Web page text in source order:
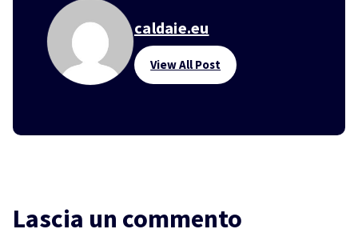
caldaie.eu
View All Post
Lascia un commento